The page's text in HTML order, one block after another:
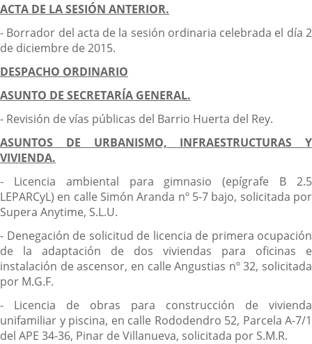
ACTA DE LA SESIÓN ANTERIOR.
- Borrador del acta de la sesión ordinaria celebrada el día 2
de diciembre de 2015.
DESPACHO ORDINARIO
ASUNTO DE SECRETARÍA GENERAL.
- Revisión de vías públicas del Barrio Huerta del Rey.
ASUNTOS DE URBANISMO, INFRAESTRUCTURAS Y
VIVIENDA.
- Licencia ambiental para gimnasio (epígrafe B 2.5
LEPARCyL) en calle Simón Aranda nº 5-7 bajo, solicitada por
Supera Anytime, S.L.U.
- Denegación de solicitud de licencia de primera ocupación
de la adaptación de dos viviendas para oficinas e
instalación de ascensor, en calle Angustias nº 32, solicitada
por M.G.F.
- Licencia de obras para construcción de vivienda
unifamiliar y piscina, en calle Rododendro 52, Parcela A-7/1
del APE 34-36, Pinar de Villanueva, solicitada por S.M.R.